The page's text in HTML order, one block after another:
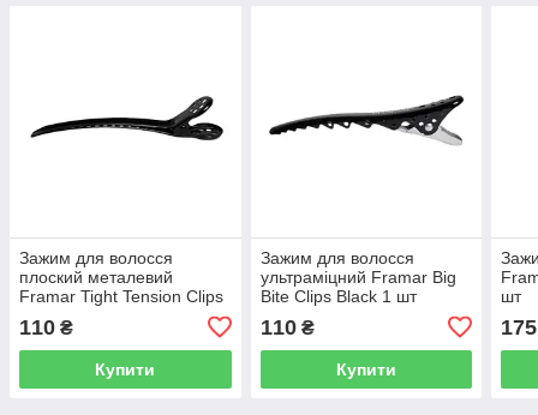
Зажим для волосся
плоский металевий
Framar Tight Tension Clips
110 ₴
Купити
Зажим для волосся
ультраміцний Framar Big
Bite Clips Black 1 шт
110₴
Купити
шт
175